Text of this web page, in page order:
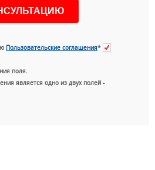
Пользовательские соглашения*
поля.
является одно из двух полей -